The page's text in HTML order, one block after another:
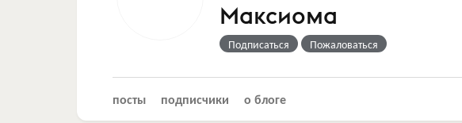
Максиома
Подписаться Пожаловаться
посты подписчики о блоге